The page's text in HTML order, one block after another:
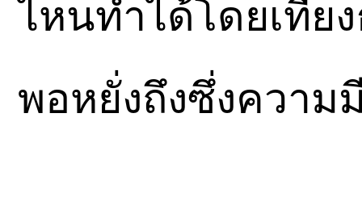
ไหนทำได้โดยเที่ย
พอหยั่งถึงซึ่งความ